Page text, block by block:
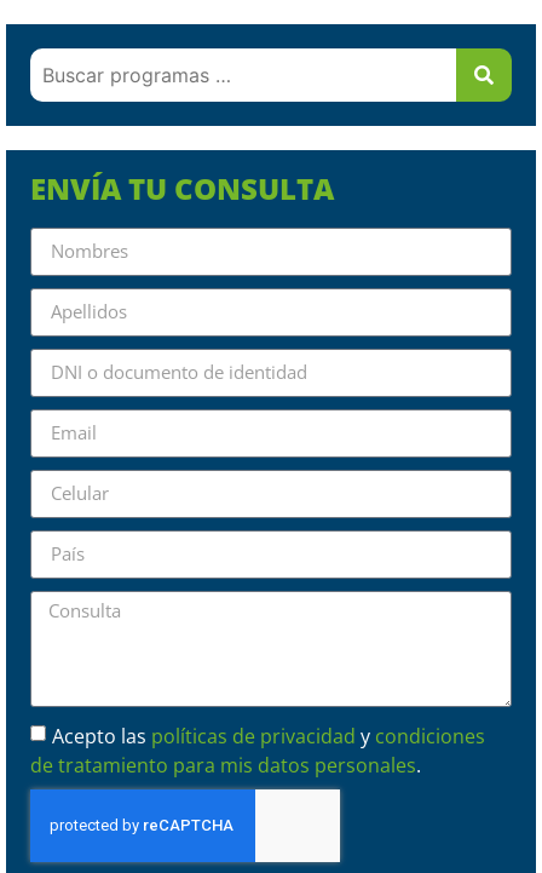
ENVÍA TU CONSULTA
Acepto las políticas de privacidad y condiciones
de tratamiento para mis datos personales.